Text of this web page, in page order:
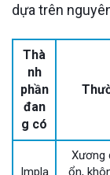
dựa trên
Thà
nh
phần
đan
g có
Impla
Xương
ổn,